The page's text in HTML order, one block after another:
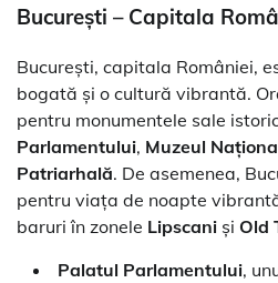
București – Capitala
București, capitala României,
bogată și o cultură vibrantă.
pentru monumentele sale
Parlamentului, Muzeul
Patriarhală. De asemenea,
pentru viața de noapte
baruri în zonele Lipscani și Old
Palatul Parlamentului,